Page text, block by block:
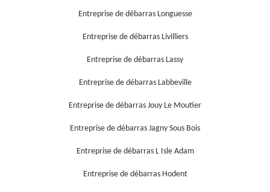
Entreprise de débarras Longuesse
Entreprise de débarras Livilliers
Entreprise de débarras Lassy
Entreprise de débarras Labbeville
Entreprise de débarras Jouy Le Moutier
Entreprise de débarras Jagny Sous Bois
Entreprise de débarras L Isle Adam
Entreprise de débarras Hodent